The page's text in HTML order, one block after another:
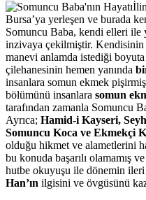
Bursa’ya yerleşen ve burada
Somuncu Baba, kendi elleri ile
inzivaya çekilmiştir.
manevi anlamda istediği boyuta
çilehanesinin hemen yanında
insanlara somun ekmek
bölümünü insanlara somun
tarafından zamanla Somuncu
Ayrıca; Hamid-i Kayseri,
Somuncu Koca ve Ekmekçi
olduğu hikmet ve alametlerini
bu konuda başarılı olamamış ve
hutbe okuyuşu ile dönemin
Han’ın ilgisini ve övgüsünü